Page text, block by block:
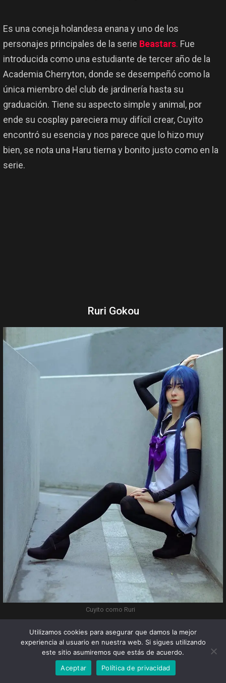
Es una coneja holandesa enana y uno de los
personajes principales de la serie Beastars. Fue
introducida como una estudiante de tercer año de la
Academia Cherryton, donde se desempeñó como la
única miembro del club de jardinería hasta su
graduación. Tiene su aspecto simple y animal, por
ende su cosplay pareciera muy difícil crear, Cuyito
encontró su esencia y nos parece que lo hizo muy
bien, se nota una Haru tierna y bonito justo como en la
serie.
Ruri Gokou
Cuyito como Ruri
Utilizamos cookies para asegurar que damos la mejor
experiencia al usuario en nuestra web. Si sigues utilizando
este sitio asumiremos que estás de acuerdo.
Aceptar
Política de privacidad